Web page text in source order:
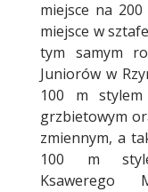
miejsce na
miejsce w
tym samym
Juniorów w
100 m
grzbietowym
zmiennym, a
100 m
Ksawerego